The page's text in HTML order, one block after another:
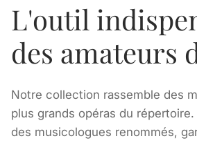
L'outil
des amateurs
Notre collection rassemble des
plus grands opéras du
des musicologues renommés,